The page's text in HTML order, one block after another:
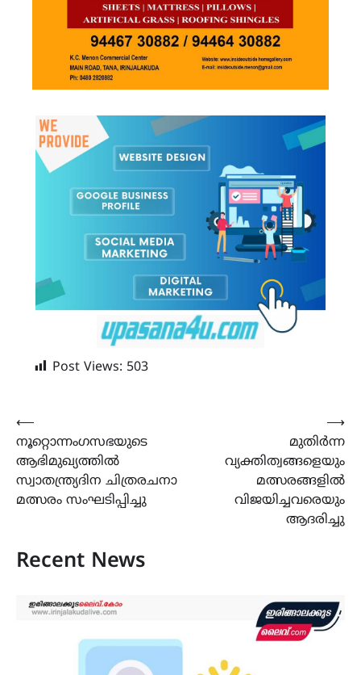
Post Views: 503
Post
navigation
⟵
നൂറ്റൊന്നംഗസഭയുടെ
ആഭിമുഖ്യത്തിൽ
സ്വാതന്ത്ര്യദിന ചിത്രരചനാ
മത്സരം സംഘടിപ്പിച്ചു
മുതിർന്ന
വ്യക്തിത്വങ്ങളെയും
മത്സരങ്ങളിൽ
വിജയിച്ചവരെയും
ആദരിച്ചു
⟶
Recent News